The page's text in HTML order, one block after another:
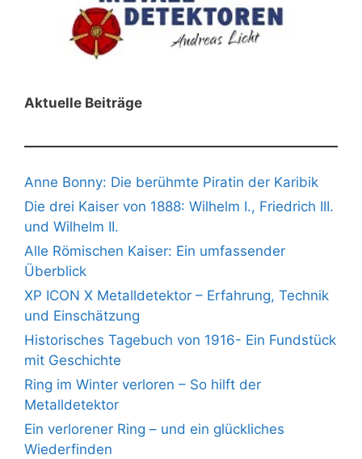
Aktuelle Beiträge
Anne Bonny: Die berühmte Piratin der Karibik
Die drei Kaiser von 1888: Wilhelm I., Friedrich III.
und Wilhelm II.
Alle Römischen Kaiser: Ein umfassender
Überblick
XP ICON X Metalldetektor – Erfahrung, Technik
und Einschätzung
Historisches Tagebuch von 1916- Ein Fundstück
mit Geschichte
Ring im Winter verloren – So hilft der
Metalldetektor
Ein verlorener Ring – und ein glückliches
Wiederfinden